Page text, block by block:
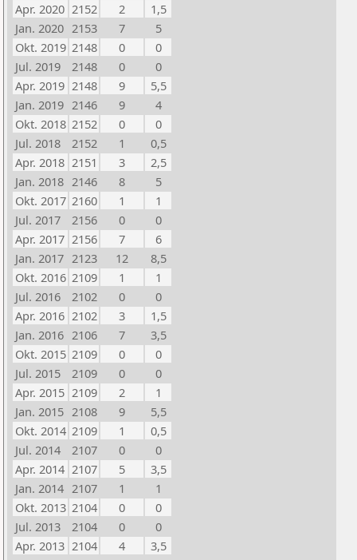
Apr. 2020 2152 2
1,5
Jan. 2020 2153 7
5
Okt. 2019 2148 0
0
Jul. 2019
2148 0
0
Apr. 2019 2148 9
5,5
Jan. 2019 2146 9
4
Okt. 2018 2152 0
0
Jul. 2018
2152 1
0,5
Apr. 2018 2151 3
2,5
Jan. 2018 2146 8
5
Okt. 2017 2160 1
1
Jul. 2017
2156 0
0
Apr. 2017 2156 7
6
Jan. 2017 2123 12
8,5
Okt. 2016 2109 1
1
Jul. 2016
2102 0
0
Apr. 2016 2102 3
1,5
Jan. 2016 2106 7
3,5
Okt. 2015 2109 0
0
Jul. 2015
2109 0
0
Apr. 2015 2109 2
1
Jan. 2015 2108 9
5,5
Okt. 2014 2109 1
0,5
Jul. 2014
2107 0
0
Apr. 2014 2107 5
3,5
Jan. 2014 2107 1
1
Okt. 2013 2104 0
0
Jul. 2013
2104 0
0
Apr. 2013 2104 4
3,5